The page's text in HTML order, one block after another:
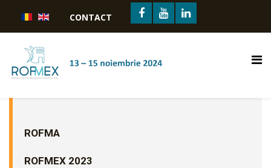
CONTACT
ROFMA
ROFMEX 2023